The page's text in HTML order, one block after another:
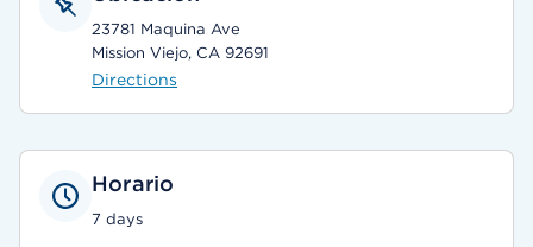
23781 Maquina Ave
Mission Viejo, CA 92691
Directions
Horario
7 days